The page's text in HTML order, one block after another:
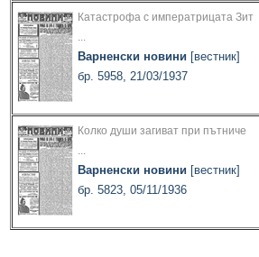
Катастрофа с императрицата Зит
...
Варненски новини [вестник]
бр. 5958, 21/03/1937
Колко души загиват при пътниче
...
Варненски новини [вестник]
бр. 5823, 05/11/1936